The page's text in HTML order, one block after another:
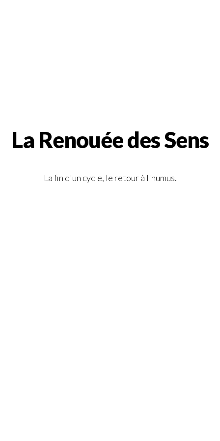
La Renouée des Sens
La fin d'un cycle, le retour à l'humus.